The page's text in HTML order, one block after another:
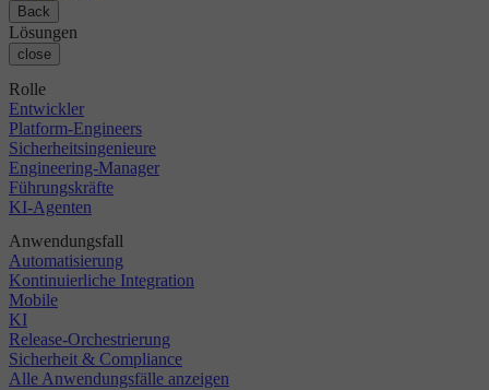
Back
Lösungen
close
Rolle
Entwickler
Platform-Engineers
Sicherheitsingenieure
Engineering-Manager
Führungskräfte
KI-Agenten
Anwendungsfall
Automatisierung
Kontinuierliche Integration
Mobile
KI
Release-Orchestrierung
Sicherheit & Compliance
Alle Anwendungsfälle anzeigen